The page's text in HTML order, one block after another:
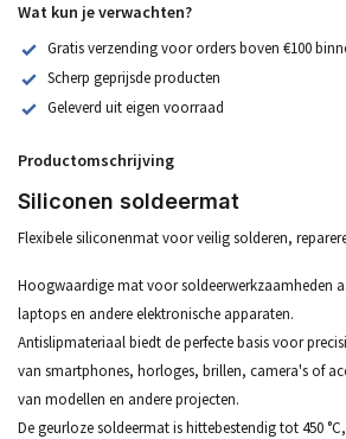
Wat kun je verwachten?
Gratis verzending voor orders boven €100
Scherp geprijsde producten
Geleverd uit eigen voorraad
Productomschrijving
Siliconen soldeermat
Flexibele siliconenmat voor veilig solderen,
Hoogwaardige mat voor soldeerwerkzaamheden
laptops en andere elektronische apparaten.
Antislipmateriaal biedt de perfecte basis voor
van smartphones, horloges, brillen, camera's of
van modellen en andere projecten.
De geurloze soldeermat is hittebestendig tot 450